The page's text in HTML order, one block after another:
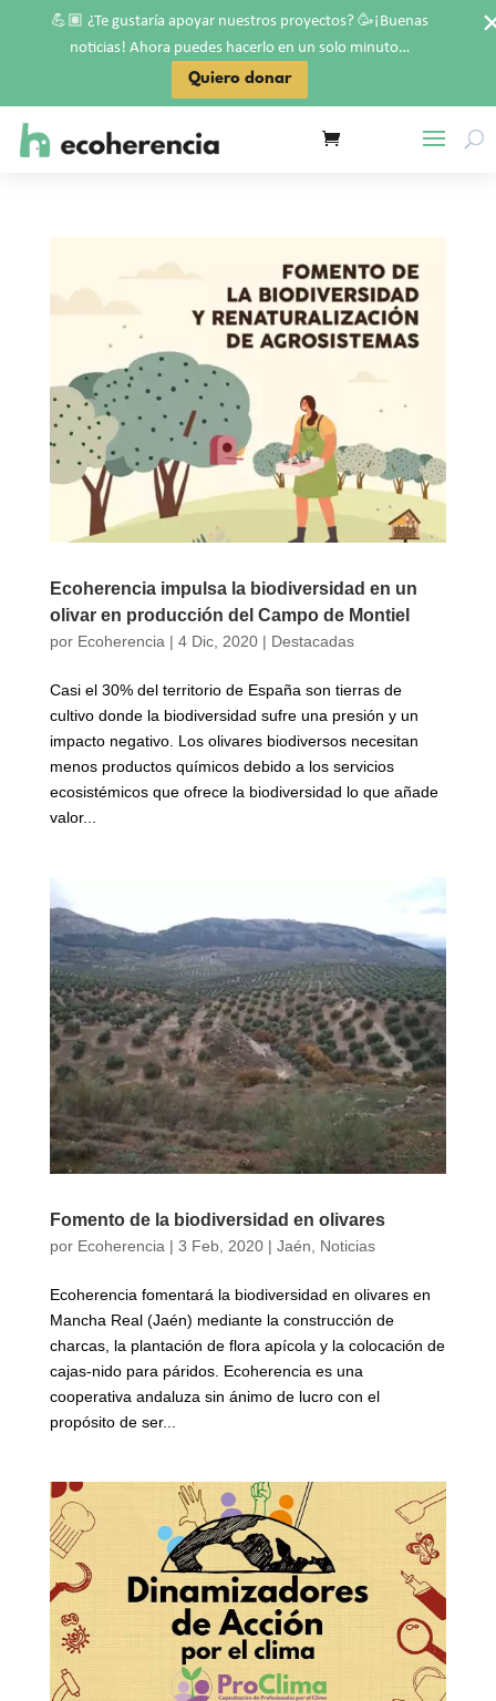
Ecoherencia impulsa la biodiversidad en un
olivar en producción del Campo de Montiel
por Ecoherencia | 4 Dic, 2020| Destacadas
Casi el 30% del territorio de España son tierras de
cultivo donde la biodiversidad sufre una presión y un
impacto negativo. Los olivares biodiversos necesitan
menos productos químicos debido a los servicios
ecosistémicos que ofrece la biodiversidad lo que añade
valor...
Fomento de la biodiversidad en olivares
por Ecoherencia| 3 Feb, 2020| Jaén, Noticias
Ecoherencia fomentará la biodiversidad en olivares en
Mancha Real (Jaén) mediante la construcción de
charcas, la plantación de flora apícola y la colocación de
cajas-nido para páridos. Ecoherencia es una
cooperativa andaluza sin ánimo de lucro con el
propósito de ser...
💪🏽 ¿Te gustaría apoyar nuestros proyectos? 🥳¡Buenas
noticias! Ahora puedes hacerlo en un solo minuto…
Quiero donar